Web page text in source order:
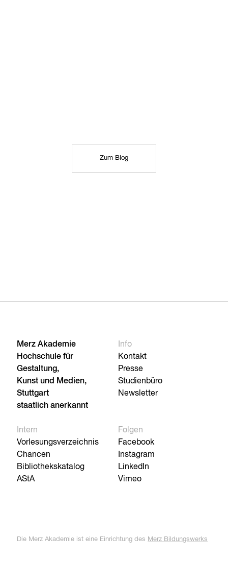
Zum Blog
Merz Akademie
Hochschule für
Gestaltung,
Kunst und Medien,
Stuttgart
staatlich anerkannt
Info
Kontakt
Presse
Studienbüro
Newsletter
Intern
Vorlesungsverzeichnis
Chancen
Bibliothekskatalog
AStA
Folgen
Facebook
Instagram
LinkedIn
Vimeo
Die Merz Akademie ist eine Einrichtung des Merz Bildungswerks